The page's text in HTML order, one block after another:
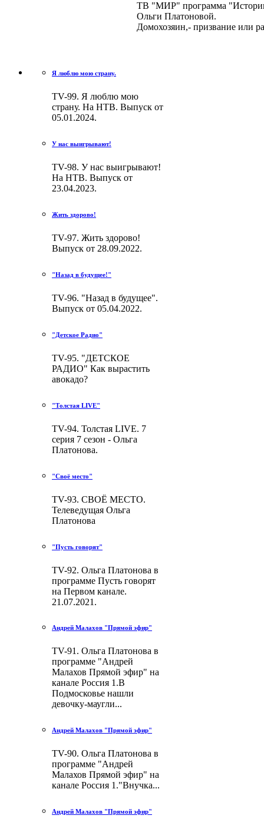
ТВ "МИР" программа
Ольги Платоновой.
Домохозяин,- призвание или
Я люблю мою страну.
TV-99. Я люблю мою
страну. На НТВ. Выпуск от
05.01.2024.
У нас выигрывают!
TV-98. У нас выигрывают!
На НТВ. Выпуск от
23.04.2023.
Жить здорово!
TV-97. Жить здорово!
Выпуск от 28.09.2022.
"Назад в будущее!"
TV-96. "Назад в будущее".
Выпуск от 05.04.2022.
"Детское Радио"
TV-95. "ДЕТСКОЕ
РАДИО" Как вырастить
авокадо?
"Толстая LIVE"
TV-94. Толстая LIVE. 7
серия 7 сезон - Ольга
Платонова.
"Своё место"
TV-93. СВОЁ МЕСТО.
Телеведущая Ольга
Платонова
"Пусть говорят"
TV-92. Ольга Платонова в
программе Пусть говорят
на Первом канале.
21.07.2021.
Андрей Малахов "Прямой эфир"
TV-91. Ольга Платонова в
программе "Андрей
Малахов Прямой эфир" на
канале Россия 1.В
Подмосковье нашли
девочку-маугли...
Андрей Малахов "Прямой эфир"
TV-90. Ольга Платонова в
программе "Андрей
Малахов Прямой эфир" на
канале Россия 1."Внучка...
Андрей Малахов "Прямой эфир"